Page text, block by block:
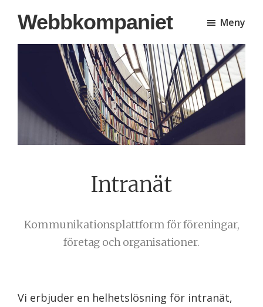
huvudinnehåll
sidfot
Webbkompaniet Meny
Intranät
Kommunikationsplattform för föreningar,
företag och organisationer.
Vi erbjuder en helhets­lösning för intranät,